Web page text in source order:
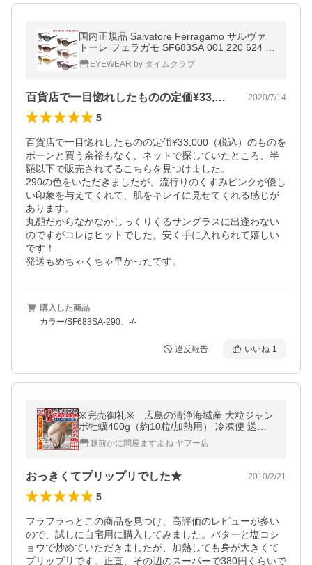
国内正規品 Salvatore Ferragamo サルヴァ
トーレ フェラガモ SF683SA 001 220 624 6
63 290 500 サングラス アジアンフィット レ
ディース UVカット
EYEWEAR by タイムクラブ
百貨店で一目惚れしたものの定価¥33,… 2020/7/14
5
百貨店で一目惚れしたものの定価¥33,000（税込）のものを
ポーンと買う余裕もなく、ネットで探していたところ、半
額以下で販売されてるこちらを見つけました。
290の色をいただきましたが、流行りのくすみピンクが優し
い印象を与えてくれて、肌をキレイに見せてくれる感じが
あります。
丸顔だからなかなかしっくりくるサングラスに出逢わない
のですがコレはヒットでした。安く手に入れられて嬉しい
です！
発送もめちゃくちゃ早かったです。
購入した商品
カラー/SF683SA-290、-/-
違反報告 いいね 1
※完売御礼※ 広島の清浄海域産 大粒ジャン
ボ牡蠣400g（約10粒/加熱用） 冷凍便 送料
無料越前かに問屋ますよね ヤフー店
おっきくてプリップリでした★ 2010/2/21
5
フラフラっとこの商品を見つけ、高評価のレビューが多い
ので、試しに自宅用に購入してみました。バターと塩コシ
ョウで炒めていただきましたが、加熱しても身が大きくて
プリップリです。正直、その辺のスーパーで380円くらいで